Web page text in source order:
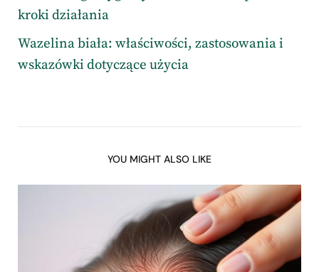
kroki działania
Wazelina biała: właściwości, zastosowania i
wskazówki dotyczące użycia
YOU MIGHT ALSO LIKE